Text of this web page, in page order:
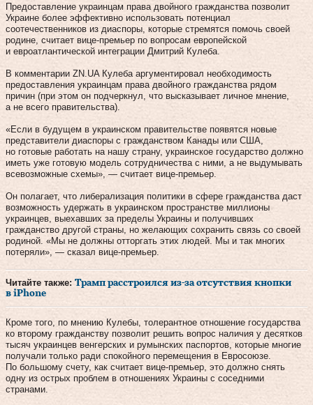
Предоставление украинцам права двойного гражданства позволит
Украине более эффективно использовать потенциал
соотечественников из диаспоры, которые стремятся помочь своей
родине, считает вице-премьер по вопросам европейской
и евроатлантической интеграции Дмитрий Кулеба.
В комментарии ZN.UA Кулеба аргументировал необходимость
предоставления украинцам права двойного гражданства рядом
причин (при этом он подчеркнул, что высказывает личное мнение,
а не всего правительства).
«Если в будущем в украинском правительстве появятся новые
представители диаспоры с гражданством Канады или США,
но готовые работать на нашу страну, украинское государство должно
иметь уже готовую модель сотрудничества с ними, а не выдумывать
всевозможные схемы», — считает вице-премьер.
Он полагает, что либерализация политики в сфере гражданства даст
возможность удержать в украинском пространстве миллионы
украинцев, выехавших за пределы Украины и получивших
гражданство другой страны, но желающих сохранить связь со своей
родиной. «Мы не должны отторгать этих людей. Мы и так многих
потеряли», — сказал вице-премьер.
Читайте также: Трамп расстроился из-за отсутствия кнопки
в iPhone
Кроме того, по мнению Кулебы, толерантное отношение государства
ко второму гражданству позволит решить вопрос наличия у десятков
тысяч украинцев венгерских и румынских паспортов, которые многие
получали только ради спокойного перемещения в Евросоюзе.
По большому счету, как считает вице-премьер, это должно снять
одну из острых проблем в отношениях Украины с соседними
странами.